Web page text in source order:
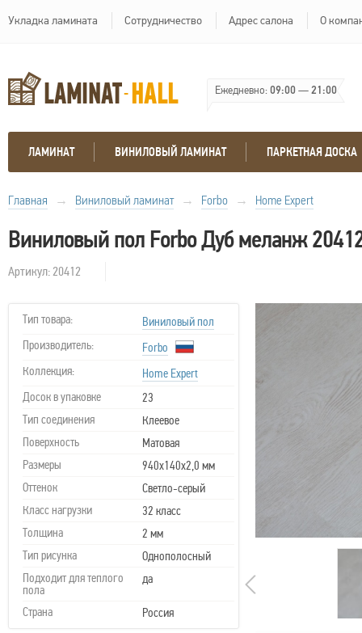
Укладка ламината Сотрудничество Адрес салона О
Ежедневно:09:00—21:00
ЛАМИНАТ ВИНИЛОВЫЙ ЛАМИНАТ ПАРКЕТНАЯ ДОСКА
Главная → Виниловый ламинат → Forbo → Home Expert
Виниловый пол Forbo Дуб меланж
Артикул: 20412
Тип товара:
Виниловый пол
Производитель:
Forbo
Коллекция:
Home Expert
Досок в упаковке
23
Тип соединения
Клеевое
Поверхность
Матовая
Размеры
940х140х2,0 мм
Оттенок
Светло-серый
Класс нагрузки
32 класс
Толщина
2 мм
Тип рисунка
Однополосный
Подходит для теплого
пола
да
Страна Россия